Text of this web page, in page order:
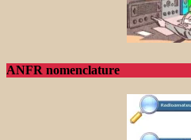
ANFR nomenclature